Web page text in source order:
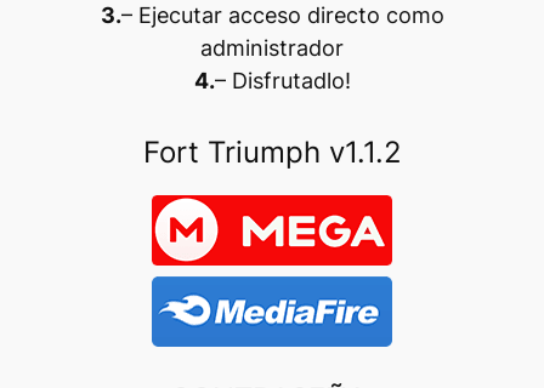
3.– Ejecutar acceso directo como
administrador
4.– Disfrutadlo!
Fort Triumph v1.1.2